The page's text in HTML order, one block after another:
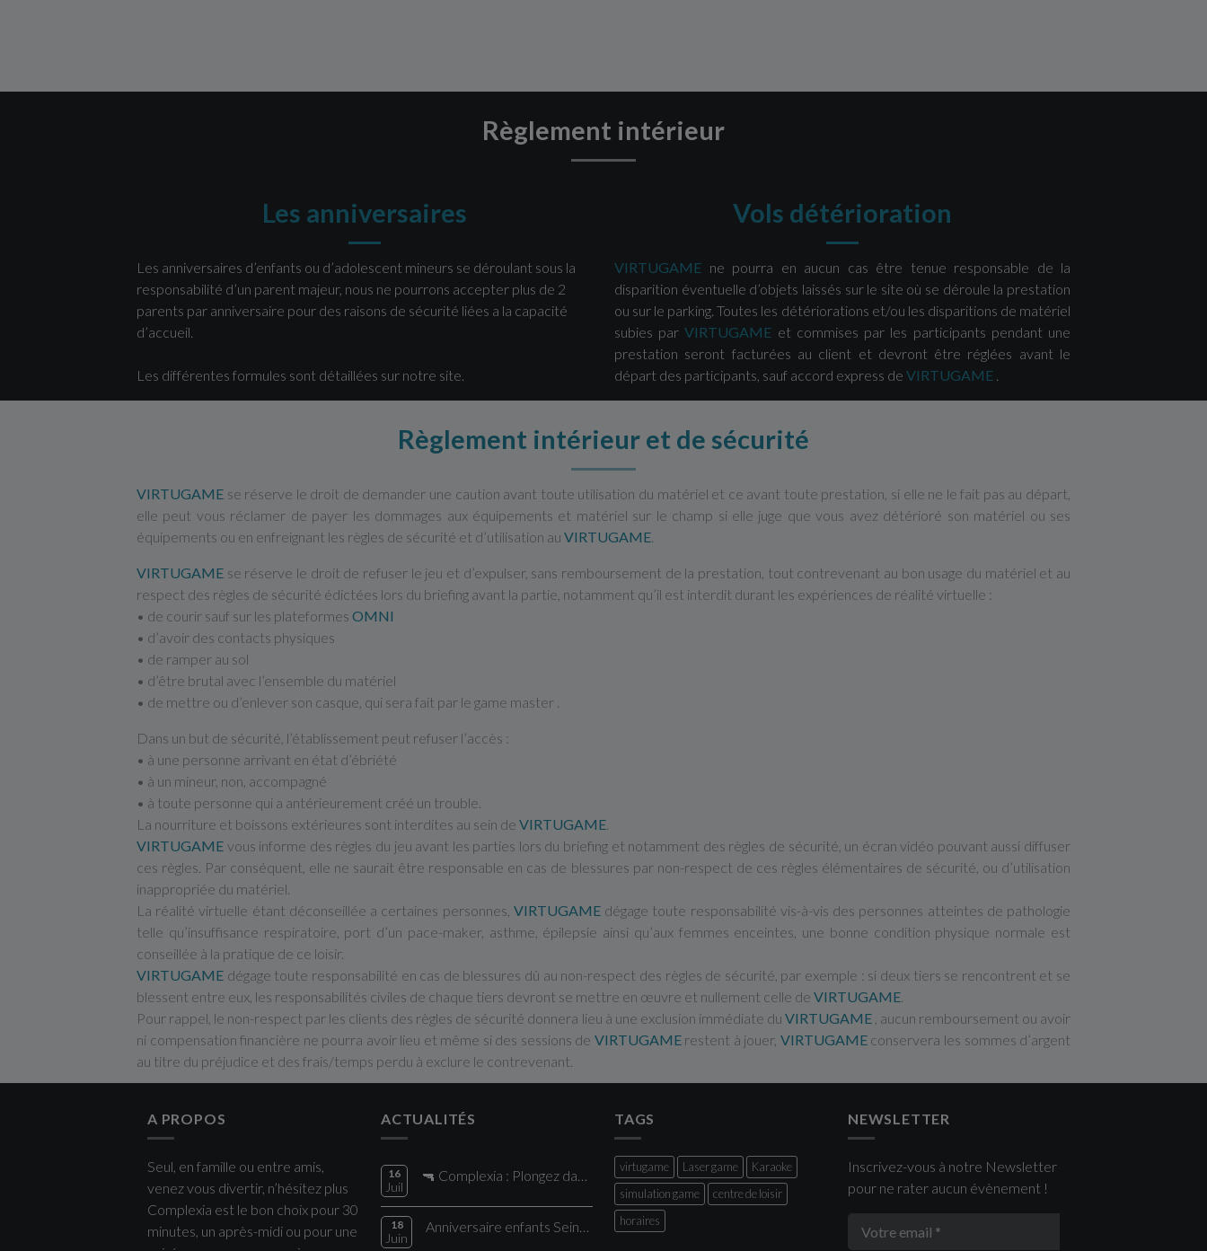
Règlement intérieur
Les anniversaires
Les anniversaires d’enfants ou d’adolescent mineurs se déroulant sous la
responsabilité d’un parent majeur, nous ne pourrons accepter plus de 2
parents par anniversaire pour des raisons de sécurité liées a la capacité
d’accueil.
Les différentes formules sont détaillées sur notre site.
Vols détérioration
VIRTUGAME ne pourra en aucun cas être tenue responsable de la
disparition éventuelle d’objets laissés sur le site où se déroule la prestation
ou sur le parking. Toutes les détériorations et/ou les disparitions de matériel
subies parVIRTUGAME et commises par les participants pendant une
prestation seront facturées au client et devront être réglées avant le
départ des participants, sauf accord express de VIRTUGAME .
Règlement intérieur et de sécurité
VIRTUGAME se réserve le droit de demander une caution avant toute utilisation du matériel et ce avant toute prestation, si elle ne le fait pas au départ,
elle peut vous réclamer de payer les dommages aux équipements et matériel sur le champ si elle juge que vous avez détérioré son matériel ou ses
équipements ou en enfreignant les règles de sécurité et d’utilisation au VIRTUGAME
VIRTUGAME se réserve le droit de refuser le jeu et d’expulser, sans remboursement de la prestation, tout contrevenant au bon usage du matériel et au
respect des règles de sécurité édictées lors du briefing avant la partie, notamment qu’il est interdit durant les expériences de réalité virtuelle :
• de courir sauf sur les plateformes OMNI
• d’avoir des contacts physiques
• de ramper au sol
• d’être brutal avec l’ensemble du matériel
• de mettre ou d’enlever son casque, qui sera fait par le game master .
Dans un but de sécurité, l’établissement peut refuser l’accès :
• à une personne arrivant en état d’ébriété
• à un mineur, non, accompagné
• à toute personne qui a antérieurement créé un trouble.
La nourriture et boissons extérieures sont interdites au sein de VIRTUGAME
VIRTUGAME vous informe des règles du jeu avant les parties lors du briefing et notamment des règles de sécurité, un écran vidéo pouvant aussi diffuser
ces règles. Par conséquent, elle ne saurait être responsable en cas de blessures par non-respect de ces règles élémentaires de sécurité, ou d’utilisation
inappropriée du matériel.
La réalité virtuelle étant déconseillée a certaines personnes, VIRTUGAME dégage toute responsabilité vis-à-vis des personnes atteintes de pathologie
telle qu’insuffisance respiratoire, port d’un pace-maker, asthme, épilepsie ainsi qu’aux femmes enceintes, une bonne condition physique normale est
conseillée à la pratique de ce loisir.
VIRTUGAME dégage toute responsabilité en cas de blessures dû au non-respect des règles de sécurité, par exemple : si deux tiers se rencontrent et se
blessent entre eux, les responsabilités civiles de chaque tiers devront se mettre en œuvre et nullement celle de VIRTUGAME
Pour rappel, le non-respect par les clients des règles de sécurité donnera lieu à une exclusion immédiate du VIRTUGAME , aucun remboursement ou avoir
ni compensation financière ne pourra avoir lieu et même si des sessions de VIRTUGAME restent à jouer, VIRTUGAME conservera les sommes d’argent
au titre du préjudice et des frais/temps perdu à exclure le contrevenant.
A PROPOS
Seul, en famille ou entre amis,
venez vous divertir, n’hésitez plus
Complexia est le bon choix pour 30
minutes, un après-midi ou pour une
ACTUALITÉS
16
Juil
🔫 Complexia : Plongez dans le plus grand Laser Game de la région !
18
Juin
Anniversaire enfants Seine Saint Denis : vivez une expérience unique chez Comple
TAGS
virtugame Laser game
Karaoke
simulation game
centre de loisir
horaires
NEWSLETTER
Inscrivez-vous à notre Newsletter
pour ne rater aucun évènement !